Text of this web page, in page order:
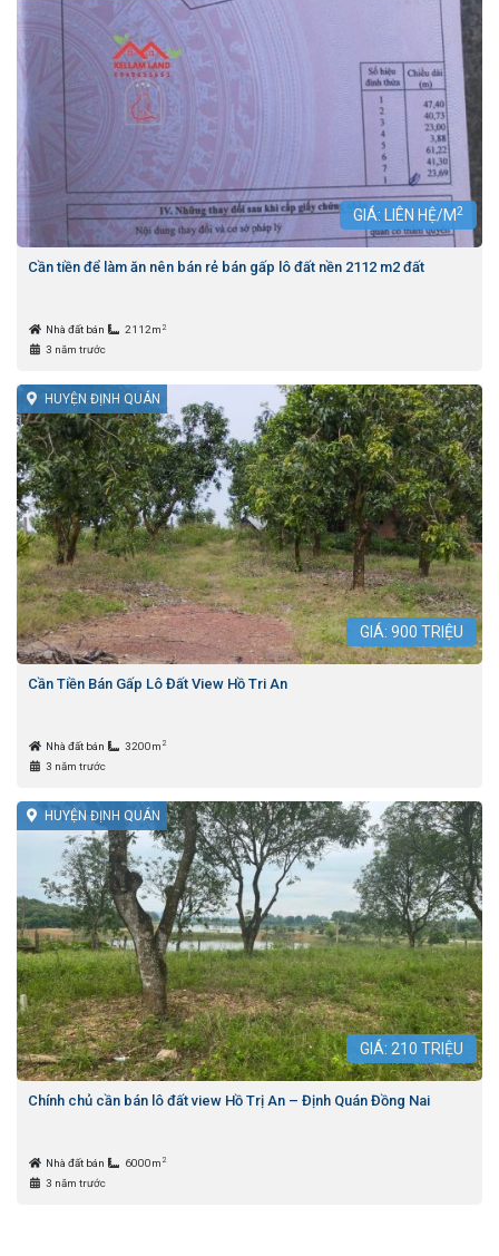
GIÁ: LIÊN HỆ/M2
Cần tiền để làm ăn nên bán rẻ bán gấp lô đất nền 2112 m2 đất
Nhà đất bán 2112m 2
3 năm trước
HUYỆN ĐỊNH QUÁN
GIÁ: 900 TRIỆU
Cần Tiền Bán Gấp Lô Đất View Hồ Tri An
Nhà đất bán 3200m 2
3 năm trước
HUYỆN ĐỊNH QUÁN
GIÁ: 210 TRIỆU
Chính chủ cần bán lô đất view Hồ Trị An – Định Quán Đồng Nai
Nhà đất bán 6000m 2
3 năm trước